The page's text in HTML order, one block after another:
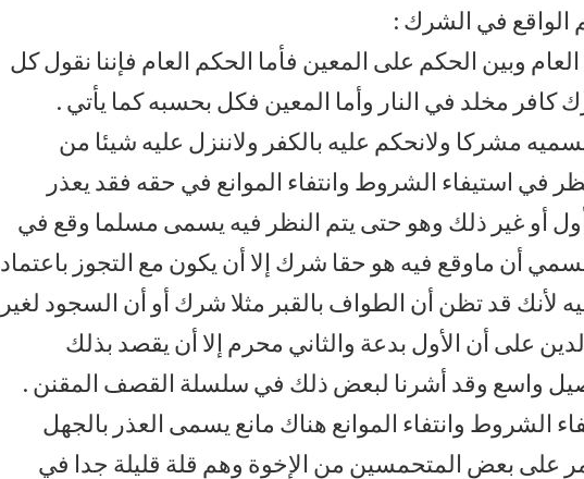
الواقع في الشرك :
العام وبين الحكم على المعين فأما الحكم العام فإننا نقول كل
مخلد في النار وأما المعين فكل بحسبه كما يأتي .
مشركا ولانحكم عليه بالكفر ولاننزل عليه شيئا من
في استيفاء الشروط وانتفاء الموانع في حقه فقد يعذر
أو غير ذلك وهو حتى يتم النظر فيه يسمى مسلما وقع في
أن ماوقع فيه هو حقا شرك إلا أن يكون مع التجوز باعتماد
لأنك قد تظن أن الطواف بالقبر مثلا شرك أو أن السجود لغير
على أن الأول بدعة والثاني محرم إلا أن يقصد بذلك
واسع وقد أشرنا لبعض ذلك في سلسلة القصف المقنن .
الشروط وانتفاء الموانع هناك مانع يسمى العذر بالجهل
على بعض المتحمسين من الإخوة وهم قلة قليلة جدا في